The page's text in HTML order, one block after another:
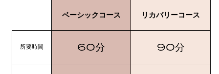
ベーシックコース リカバリーコース
所要時間 60分 90分